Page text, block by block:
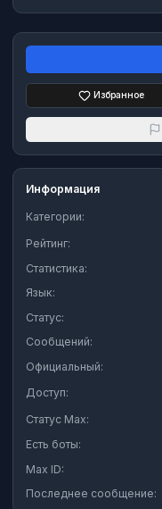
Избранное
Информация
Категории:
Рейтинг:
Статистика:
Язык:
Статус:
Сообщений:
Официальный:
Доступ:
Статус Max:
Есть боты:
Max ID:
Последнее сообщение: